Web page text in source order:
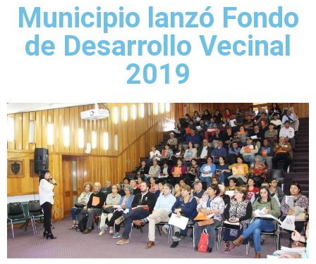
Municipio lanzó Fondo
de Desarrollo Vecinal
2019